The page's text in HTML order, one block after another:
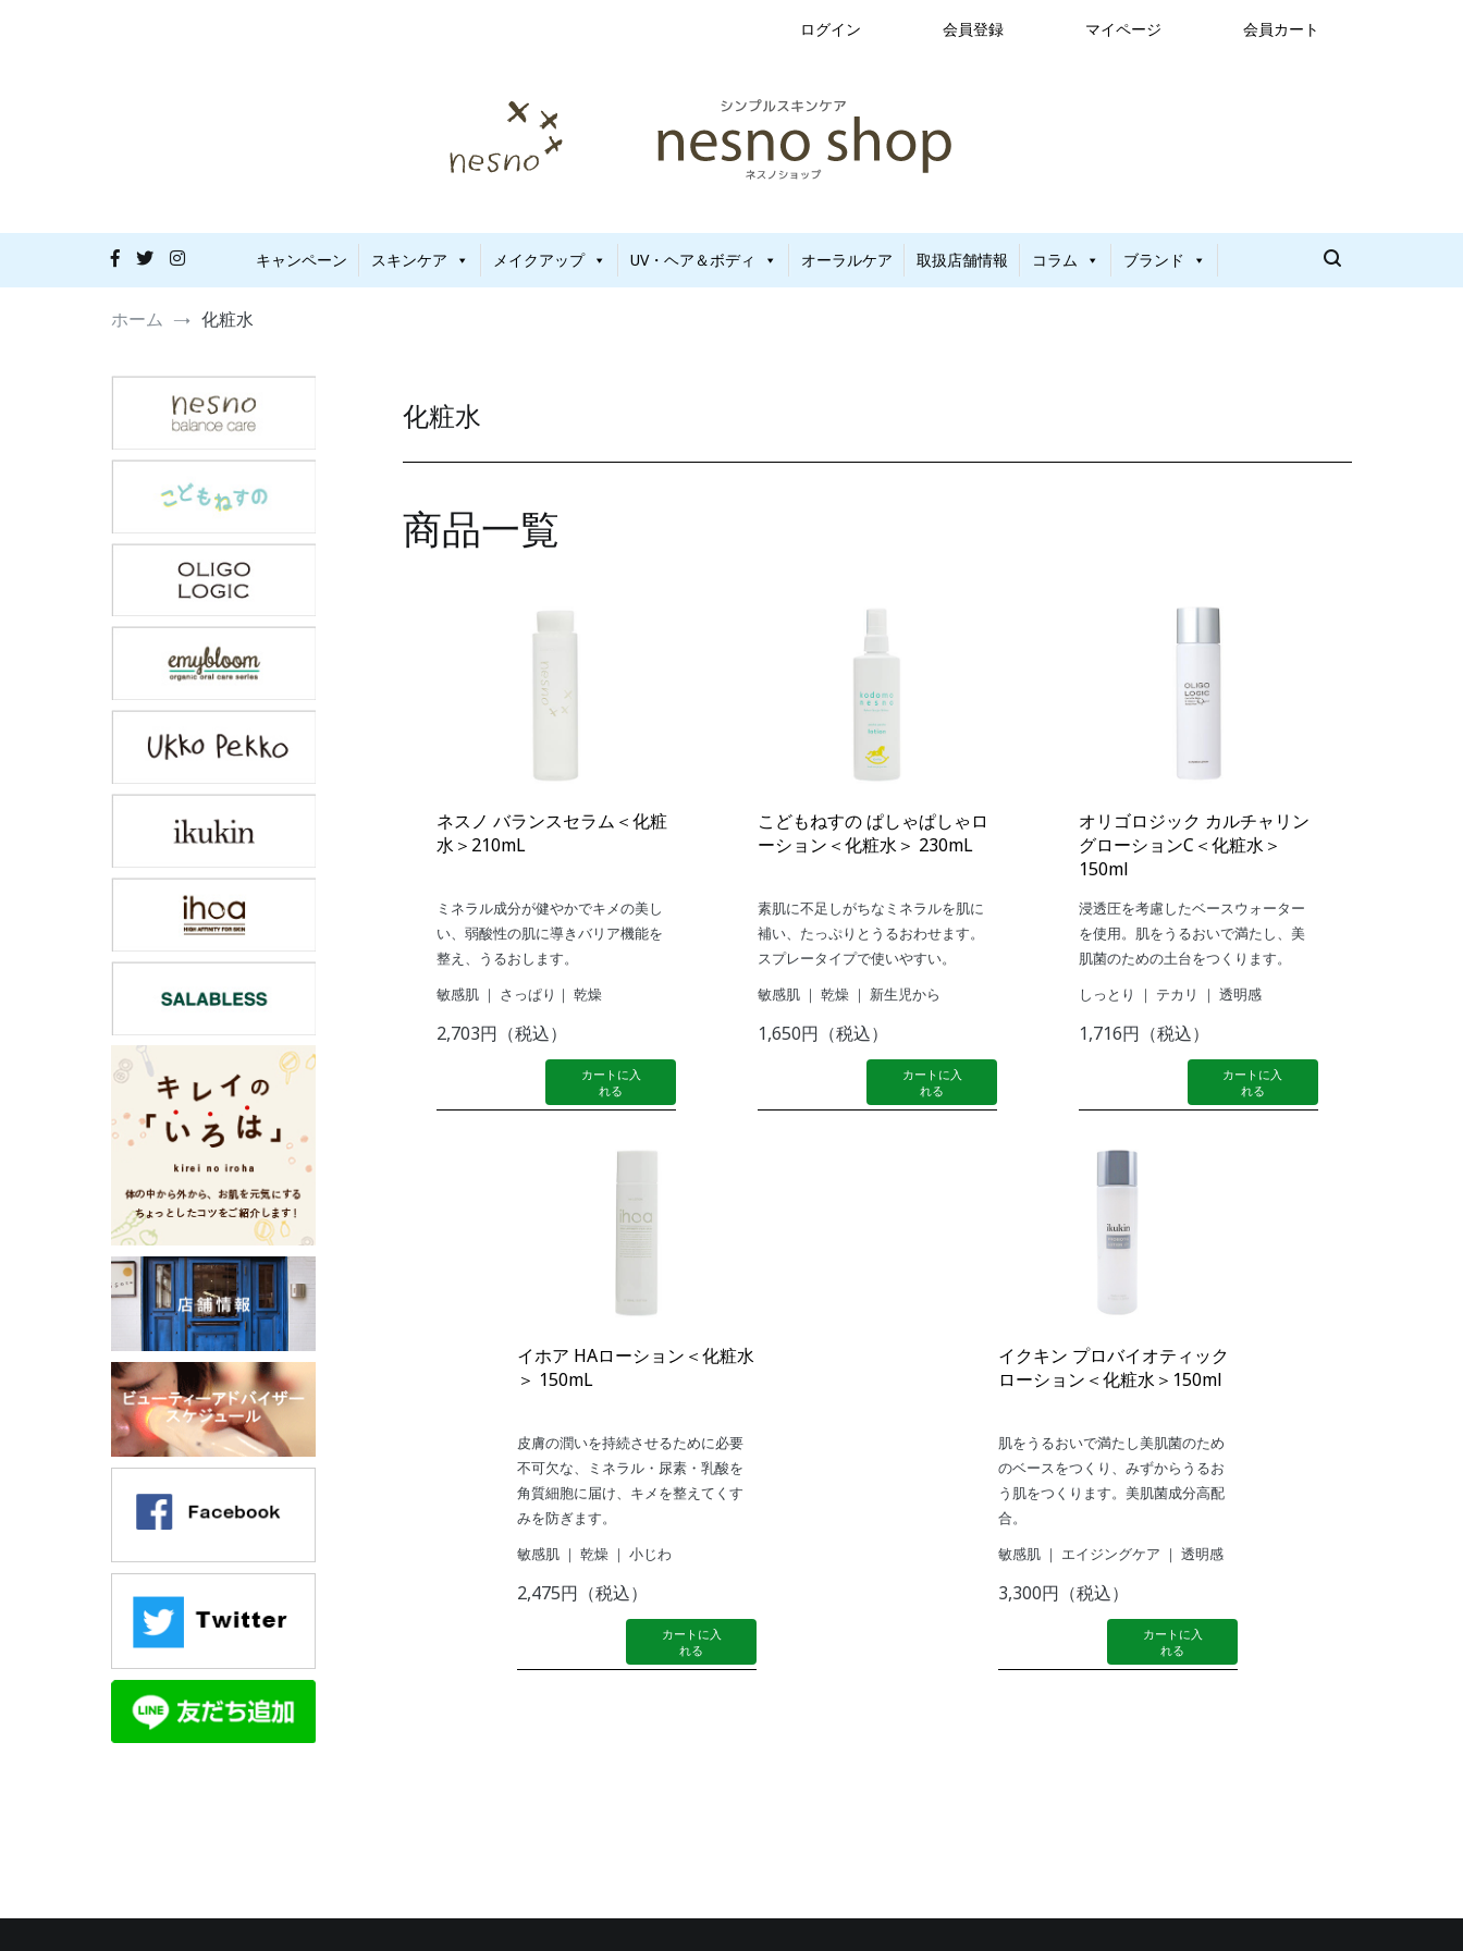
ログイン 会員登録 マイページ 会員カート
nesno（ネスノ）公式
敏感肌・新生児から使える保湿ゲル｜定期便20%OFF
キャンペーン スキンケア メイクアップ UV・ヘア＆ボディ オーラルケア 取扱店舗情報 コラム ブランド
ホーム 化粧水
化粧水
商品一覧
ネスノ バランスセラム＜化粧
水＞210mL
ミネラル成分が健やかでキメの美し
い、弱酸性の肌に導きバリア機能を
整え、うるおします。
敏感肌 ｜ さっぱり｜ 乾燥
2,703円（税込）
カートに入
れる
こどもねすの ぱしゃぱしゃロ
ーション＜化粧水＞ 230mL
素肌に不足しがちなミネラルを肌に
補い、たっぷりとうるおわせます。
スプレータイプで使いやすい。
敏感肌 ｜ 乾燥 ｜ 新生児から
1,650円（税込）
カートに入
れる
オリゴロジック カルチャリン
グローションC＜化粧水＞
150ml
浸透圧を考慮したベースウォーター
を使用。肌をうるおいで満たし、美
肌菌のための土台をつくります。
しっとり ｜ テカリ ｜ 透明感
1,716円（税込）
カートに入
れる
イホア HAローション＜化粧水
＞ 150mL
皮膚の潤いを持続させるために必要
不可欠な、ミネラル・尿素・乳酸を
角質細胞に届け、キメを整えてくす
みを防ぎます。
敏感肌 ｜ 乾燥 ｜ 小じわ
2,475円（税込）
カートに入
れる
イクキン プロバイオティック
ローション＜化粧水＞150ml
肌をうるおいで満たし美肌菌のため
のベースをつくり、みずからうるお
う肌をつくります。美肌菌成分高配
合。
敏感肌 ｜ エイジングケア ｜ 透明感
3,300円（税込）
カートに入
れる